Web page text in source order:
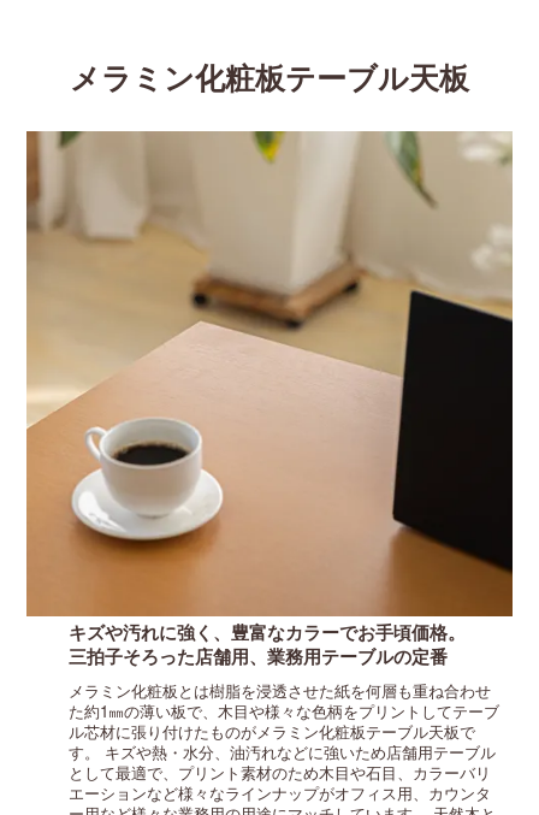
メラミン化粧板テーブル天板
キズや汚れに強く、豊富なカラーでお手頃価格。
三拍子そろった店舗用、業務用テーブルの定番
メラミン化粧板とは樹脂を浸透させた紙を何層も重ね合わせ
た約1㎜の薄い板で、木目や様々な色柄をプリントしてテーブ
ル芯材に張り付けたものがメラミン化粧板テーブル天板で
す。
キズや熱・水分、油汚れなどに強いため店舗用テーブル
として最適で、プリント素材のため木目や石目、カラーバリ
エーションなど様々なラインナップがオフィス用、カウンタ